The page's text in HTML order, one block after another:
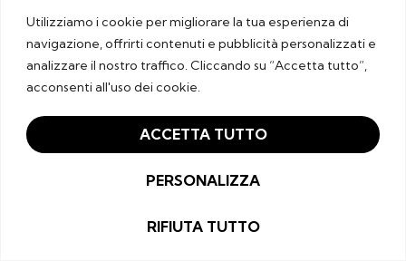
Utilizziamo i cookie per migliorare la tua esperienza di
navigazione, offrirti contenuti e pubblicità personalizzati e
analizzare il nostro traffico. Cliccando su “Accetta tutto”,
acconsenti all'uso dei cookie.
PERSONALIZZA
RIFIUTA TUTTO
ACCETTA TUTTO
nuovi prodotti, purtroppo l’emergenza
planetaria del
Covid-19
ha cominciato ad
occupare prepotentemente le nostre vite
imprenditoriali italiane. Da fine gennaio
di emergenza in conseguenza del rischio
cerca di contribuire positivamente alle